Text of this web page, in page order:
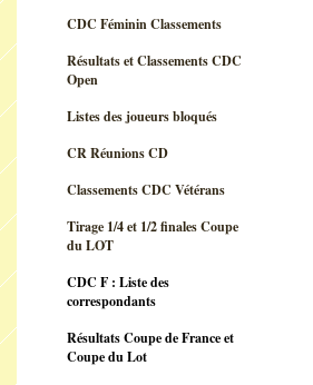
CDC Féminin Classements
Résultats et Classements CDC
Open
Listes des joueurs bloqués
CR Réunions CD
Classements CDC Vétérans
Tirage 1/4 et 1/2 finales Coupe
du LOT
CDC F : Liste des
correspondants
Résultats Coupe de France et
Coupe du Lot